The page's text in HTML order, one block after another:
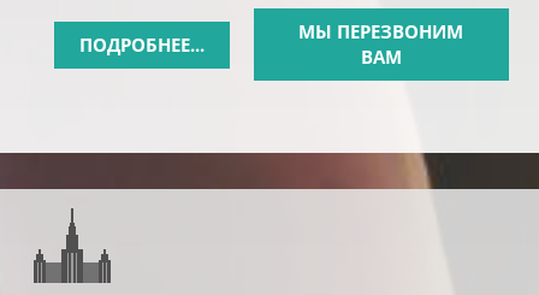
ПОДРОБНЕЕ...
МЫ ПЕРЕЗВОНИМ
ВАМ